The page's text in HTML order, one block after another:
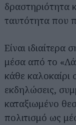
δραστηριότητα
ταυτότητα που
Είναι ιδιαίτερα
μέσα από το
κάθε καλοκαίρι
εκδηλώσεις,
καταξιωμένο
πολιτισμό ως